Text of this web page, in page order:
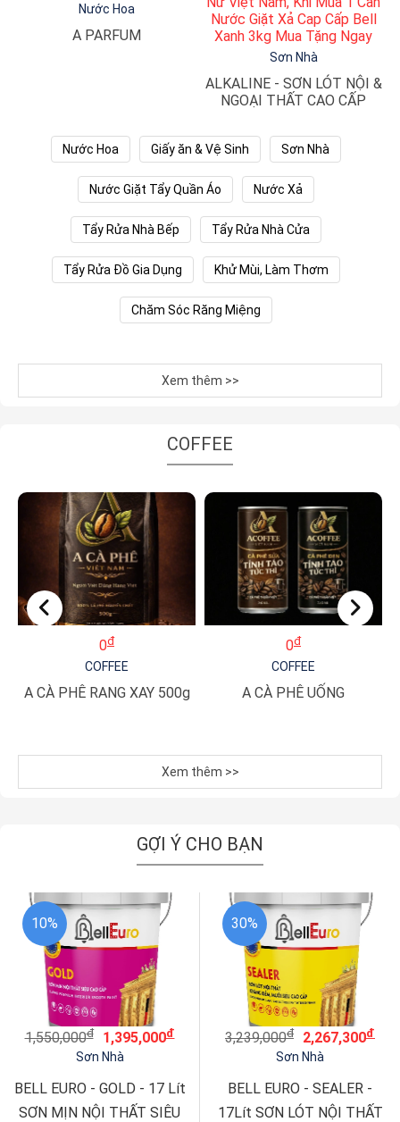
Nước Hoa
A PARFUM
Nước Giặt Xả Cap Cấp Bell
Xanh 3kg Mua Tặng Ngay
Sơn Nhà
ALKALINE - SƠN LÓT NỘI &
NGOẠI THẤT CAO CẤP
Nước Hoa Giấy ăn & Vệ Sinh Sơn Nhà
Nước Giặt Tẩy Quần Áo Nước Xả
Tẩy Rửa Nhà Bếp Tẩy Rửa Nhà Cửa
Tẩy Rửa Đồ Gia Dụng Khử Mùi, Làm Thơm
Chăm Sóc Răng Miệng
Xem thêm >>
COFFEE
0đ
COFFEE
A CÀ PHÊ RANG XAY 500g
0đ
COFFEE
A CÀ PHÊ UỐNG
Xem thêm >>
GỢI Ý CHO BẠN
10%
1,550,000đ 1,395,000đ
Sơn Nhà
BELL EURO - GOLD - 17 Lít
SƠN MỊN NỘI THẤT SIÊU
30%
3,239,000đ 2,267,300đ
Sơn Nhà
BELL EURO - SEALER -
17Lít SƠN LÓT NỘI THẤT